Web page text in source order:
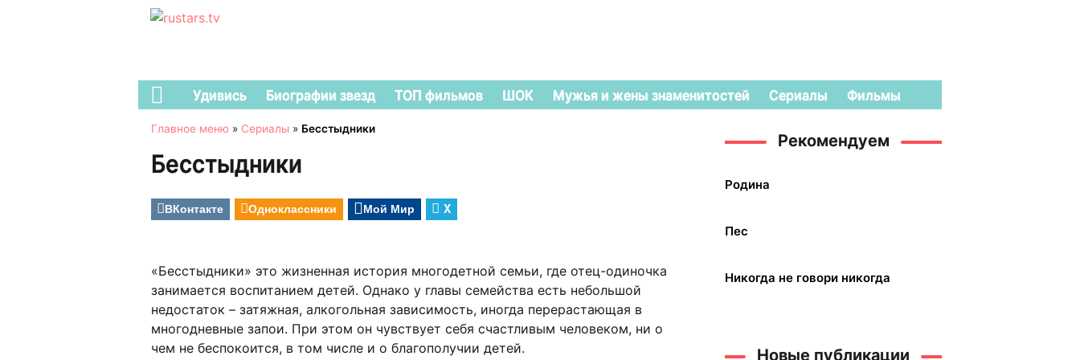
Удивись Биографии звезд ТОП фильмов ШОК Мужья и жены знаменитостей Сериалы Фильмы
Главное меню » Сериалы » Бесстыдники
Бесстыдники
ВКонтакте Одноклассники Мой Мир X
«Бесстыдники» это жизненная история многодетной семьи, где отец-одиночка
занимается воспитанием детей. Однако у главы семейства есть небольшой
недостаток – затяжная, алкогольная зависимость, иногда перерастающая в
многодневные запои. При этом он чувствует себя счастливым человеком, ни о
чем не беспокоится, в том числе и о благополучии детей.
Рекомендуем
Родина
Пес
Никогда не говори никогда
Новые публикации